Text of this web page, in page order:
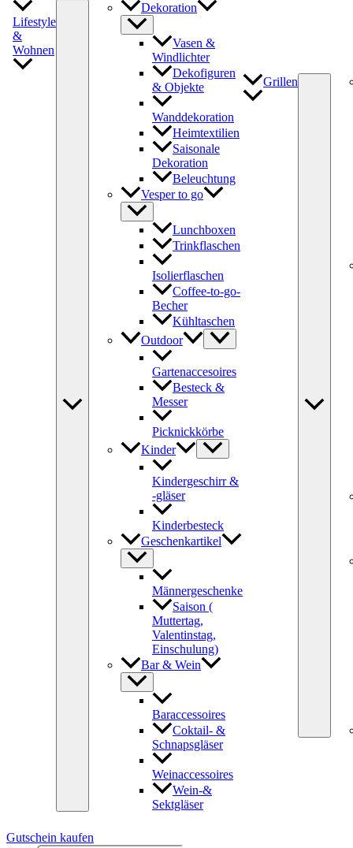
Lifestyle
&
Wohnen
Dekoration
Vasen &
Windlichter
Dekofiguren
& Objekte
Wanddekoration
Heimtextilien
Saisonale
Dekoration
Beleuchtung
Vesper to go
Lunchboxen
Trinkflaschen
Isolierflaschen
Coffee-to-go-
Becher
Kühltaschen
Outdoor
Gartenaccesoires
Besteck &
Messer
Picknickkörbe
Kinder
Kindergeschirr &
-gläser
Kinderbesteck
Geschenkartikel
Männergeschenke
Saison (
Muttertag,
Valentinstag,
Einschulung)
Bar & Wein
Baraccessoires
Coktail- &
Schnapsgläser
Weinaccessoires
Wein-&
Sektgläser
Grillen
Gutschein kaufen